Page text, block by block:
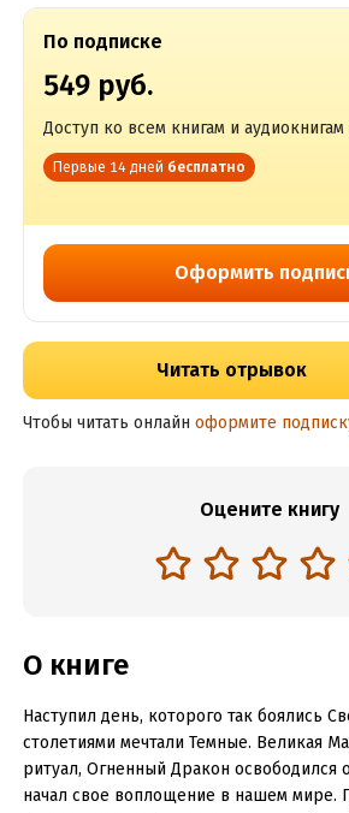
По подписке
549 руб.
Доступ ко всем книгам и
Первые 14 дней бесплатно
Оформить
Читать отрывок
Чтобы читать онлайн оформите
Оцените книгу
О книге
Наступил день, которого так боялись
столетиями мечтали Темные. Великая
ритуал, Огненный Дракон освободился
начал свое воплощение в нашем мире.